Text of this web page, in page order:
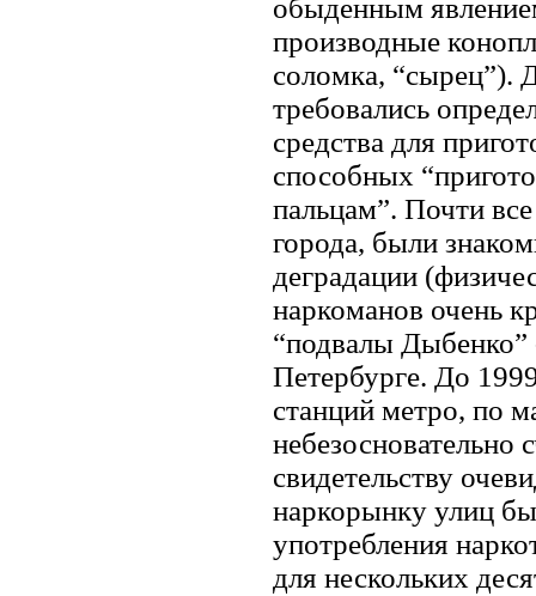
обыденным
производные
соломка, “сырец”).
требовались
средства для
способных
пальцам”. Почти
города, были
деградации
наркоманов очень
“подвалы Дыбенко”
Петербурге. До
станций метро, по
свидетельству
наркорынку улиц
употребления
для нескольких